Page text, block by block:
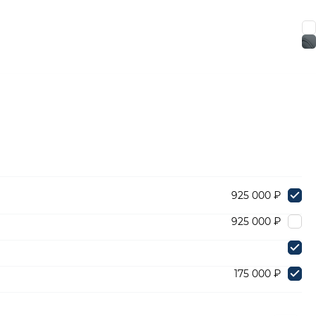
925 000 ₽
925 000 ₽
175 000 ₽